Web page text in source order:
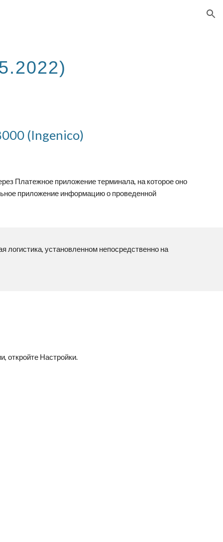
.2022)
(Ingenico)
Платежное приложение терминала, на которое оно
приложение информацию о проведенной
логистика, установленномнепосредственно на
откройте Настройки.